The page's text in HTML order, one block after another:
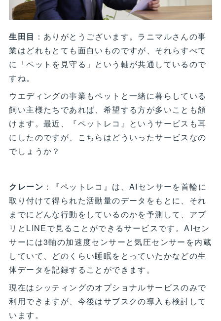
生田目 ：ありがとうございます。ラニマルさんの事
業はどれもとても面白いものですが、それらすべて
に「ペットを見守る」という軸が共通しているので
すね。
ウエディングの事業もペットと一緒に暮らしている
飼い主様たちであれば、希望する方が多いことも頷
けます。最近、『ペットレコ』というサービスも耳
にしたのですが、こちらはどういったサービスなの
でしょうか？
クレーン ：『ペットレコ』は、AIセンサーを首輪に
取り付けて得られた活動量のデータをもとに、それ
までにどんな行動をしているのかを予測して、アプ
リとLINEで見ることができるサービスです。AIセン
サーには3軸の加速度センサーと気圧センサーを内蔵
していて、どのくらい睡眠をとっていたかなどの生
体データを記録することができます。
現在はシッティングのオプショナルサービスのみで
利用できますが、今後はサブスクの導入も検討して
います。